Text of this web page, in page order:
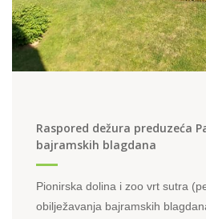
Raspored dežura preduzeća
bajramskih blagdana
Pionirska dolina i zoo vrt sutra
obilježavanja bajramskih